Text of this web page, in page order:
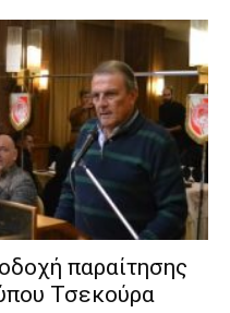
παραίτησης
Τσεκούρα